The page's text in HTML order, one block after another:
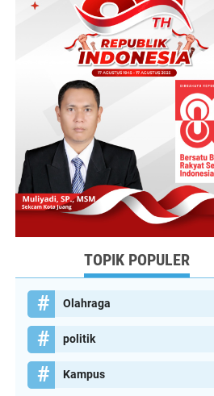
TOPIK POPULER
Olahraga
politik
Kampus